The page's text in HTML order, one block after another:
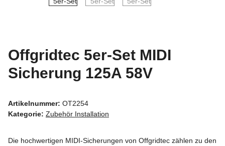
Offgridtec 5er-Set MIDI
Sicherung 125A 58V
Artikelnummer: OT2254
Kategorie: Zubehör Installation
Die hochwertigen MIDI-Sicherungen von Offgridtec zählen zu den